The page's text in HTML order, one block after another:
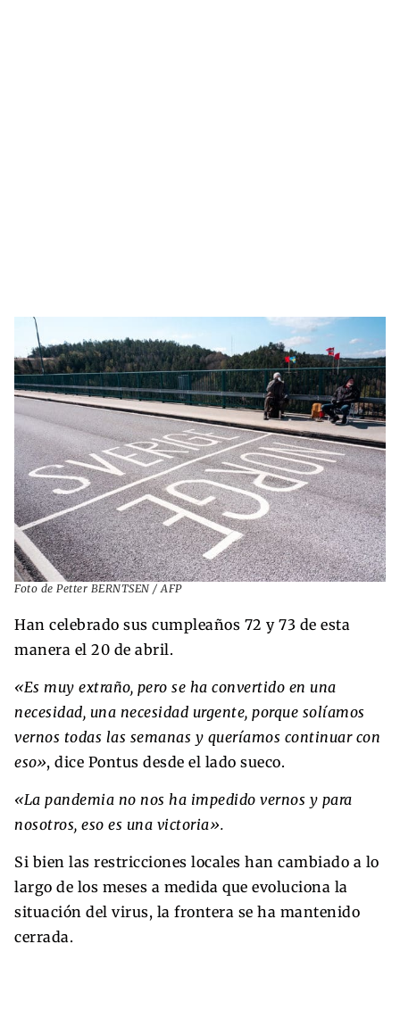
Foto de Petter BERNTSEN / AFP
Han celebrado sus cumpleaños 72 y 73 de esta
manera el 20 de abril.
«Es muy extraño, pero se ha convertido en una
necesidad, una necesidad urgente, porque solíamos
vernos todas las semanas y queríamos continuar con
eso», dice Pontus desde el lado sueco.
«La pandemia no nos ha impedido vernos y para
nosotros, eso es una victoria».
Si bien las restricciones locales han cambiado a lo
largo de los meses a medida que evoluciona la
situación del virus, la frontera se ha mantenido
cerrada.